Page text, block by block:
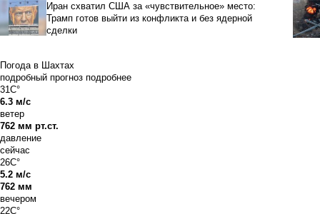
Иран схватил США за «чувствительное» место:
Трамп готов выйти из конфликта и без ядерной
сделки
Погода в Шахтах
подробный прогноз подробнее
31C°
6.3 м/с
ветер
762 мм рт.ст.
давление
сейчас
26C°
5.2 м/с
762 мм
вечером
22C°